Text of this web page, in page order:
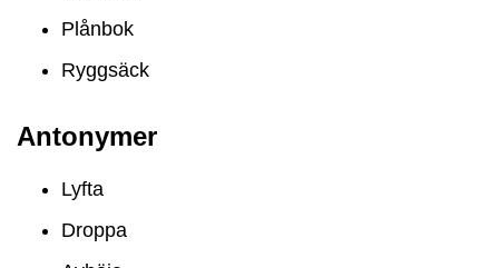
Plånbok
Ryggsäck
Antonymer
Lyfta
Droppa